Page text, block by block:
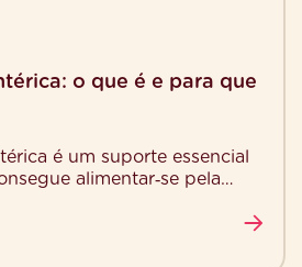
o que é e para que
é um suporte essencial
alimentar‑se pela